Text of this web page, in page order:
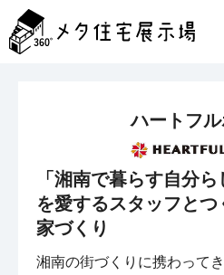
タ
住
ハートフ
「湘南で暮らす自分
を愛するスタッフと
家づくり
湘南の街づくりに携わって